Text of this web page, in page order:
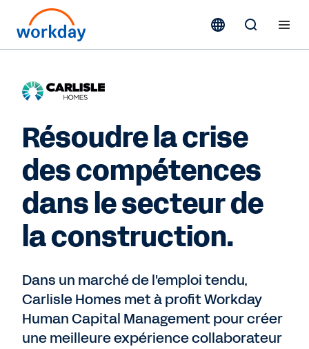
Résoudre la crise
des compétences
dans le secteur de
la construction.
Dans un marché de l'emploi tendu,
Carlisle Homes met à profit Workday
Human Capital Management pour créer
une meilleure expérience collaborateur